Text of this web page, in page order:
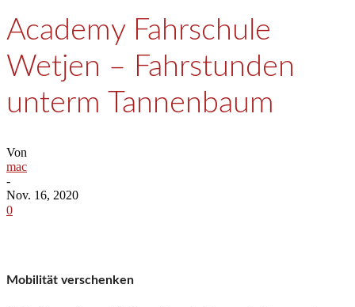
Academy Fahrschule
Wetjen – Fahrstunden
unterm Tannenbaum
Von
mac
-
Nov. 16, 2020
0
Mobilität verschenken